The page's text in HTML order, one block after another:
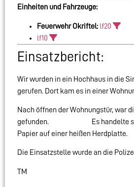
Einheiten und Fahrzeuge:
Feuerwehr Okriftel: lf20
lf10
Einsatzbericht:
Wir wurden in ein Hochhaus in die
gerufen. Dort kam es in einer
Nach öffnen der Wohnungstür, war
gefunden. Es handelte sich
Papier auf einer heißen
Die Einsatzstelle wurde an die
TM